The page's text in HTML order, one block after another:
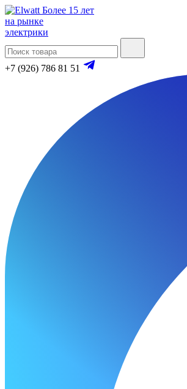
Более 15 лет
на рынке
электрики
+7 (926) 786 81 51